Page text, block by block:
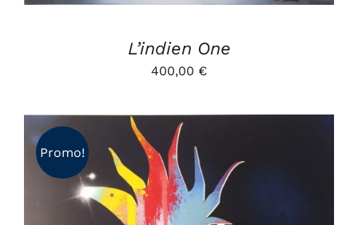
L’indien One
400,00 €
Promo!